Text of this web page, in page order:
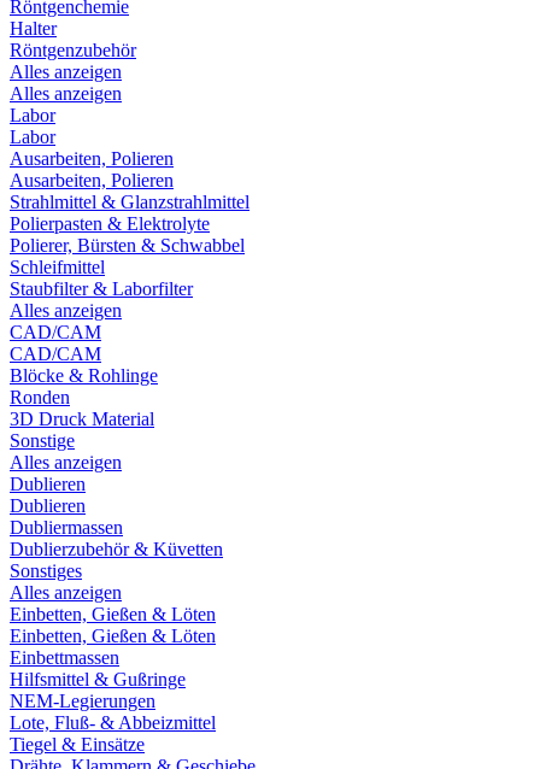
Röntgenchemie
Halter
Röntgenzubehör
Alles anzeigen
Alles anzeigen
Labor
Labor
Ausarbeiten, Polieren
Ausarbeiten, Polieren
Strahlmittel & Glanzstrahlmittel
Polierpasten & Elektrolyte
Polierer, Bürsten & Schwabbel
Schleifmittel
Staubfilter & Laborfilter
Alles anzeigen
CAD/CAM
CAD/CAM
Blöcke & Rohlinge
Ronden
3D Druck Material
Sonstige
Alles anzeigen
Dublieren
Dublieren
Dubliermassen
Dublierzubehör & Küvetten
Sonstiges
Alles anzeigen
Einbetten, Gießen & Löten
Einbetten, Gießen & Löten
Einbettmassen
Hilfsmittel & Gußringe
NEM-Legierungen
Lote, Fluß- & Abbeizmittel
Tiegel & Einsätze